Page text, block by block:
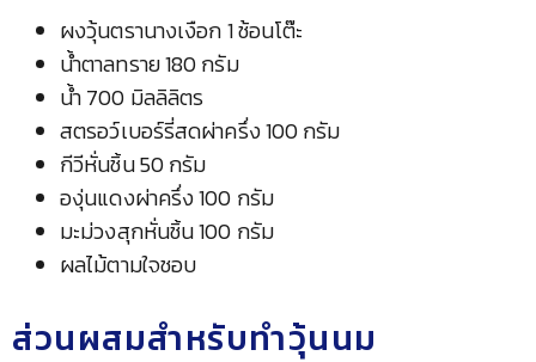
ผงวุ้นตรานางเงือก 1 ช้อนโต๊ะ
น้ำตาลทราย 180 กรัม
น้ำ 700 มิลลิลิตร
สตรอว์เบอร์รี่สดผ่าครึ่ง 100 กรัม
กีวีหั่นชิ้น 50 กรัม
องุ่นแดงผ่าครึ่ง 100 กรัม
มะม่วงสุกหั่นชิ้น 100 กรัม
ผลไม้ตามใจชอบ
ส่วนผสมสำหรับทำวุ้นนม